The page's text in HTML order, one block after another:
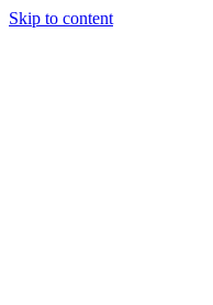
Skip to content